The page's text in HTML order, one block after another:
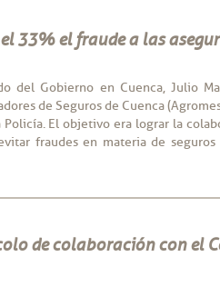
33% el fraude a las
del Gobierno en Cuenca, Julio
de Seguros de Cuenca
El objetivo era lograr la
fraudes en materia de
de colaboración con el